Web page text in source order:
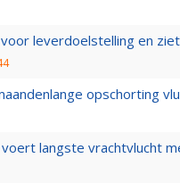
leverdoelstelling en
opschorting
voert langste vrachtvlucht